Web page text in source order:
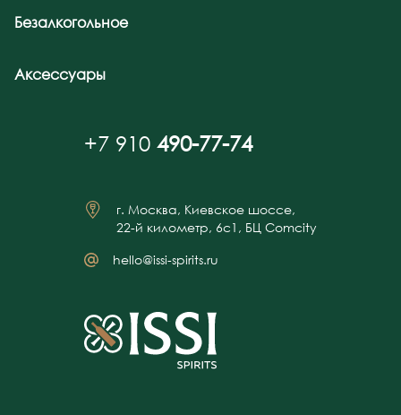
Безалкогольное
Аксессуары
+7 910 490-77-74
г. Москва, Киевское шоссе,
22-й километр, 6с1, БЦ Comcity
hello@issi-spirits.ru